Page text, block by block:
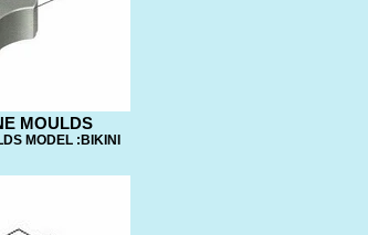
MOULDS
MODEL :BIKINI